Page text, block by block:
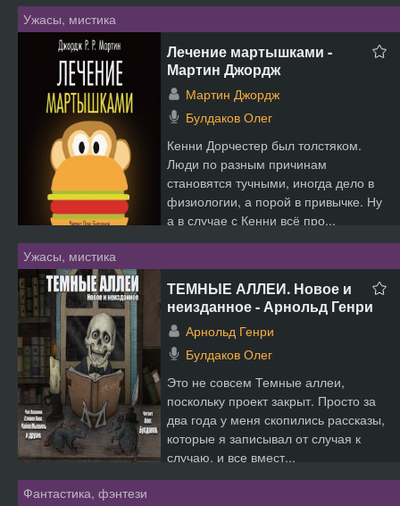
Ужасы, мистика
Лечение мартышками -
Мартин Джордж
Мартин Джордж
Булдаков Олег
Кенни Дорчестер был толстяком.
Люди по разным причинам
становятся тучными, иногда дело в
физиологии, а порой в привычке. Ну
а в случае с Кенни всё про...
Ужасы, мистика
ТЕМНЫЕ АЛЛЕИ. Новое и
неизданное - Арнольд Генри
Арнольд Генри
Булдаков Олег
Это не совсем Темные аллеи,
поскольку проект закрыт. Просто за
два года у меня скопились рассказы,
которые я записывал от случая к
случаю, и все вмест...
Фантастика, фэнтези